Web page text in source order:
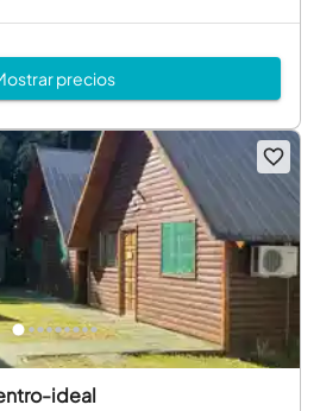
precios
ideal